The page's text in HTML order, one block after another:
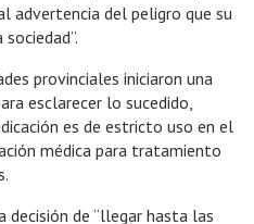
advertencia del peligro que su
provinciales iniciaron una
esclarecer lo sucedido,
es de estricto uso en el
médica para tratamiento
decisión de “llegar hasta las